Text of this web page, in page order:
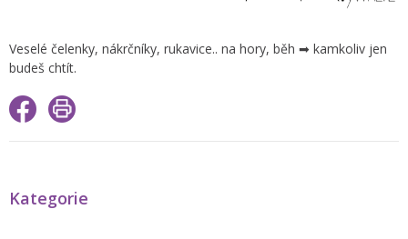
Veselé čelenky, nákrčníky, rukavice.. na hory, běh ➡ kamkoliv jen
budeš chtít.
Kategorie